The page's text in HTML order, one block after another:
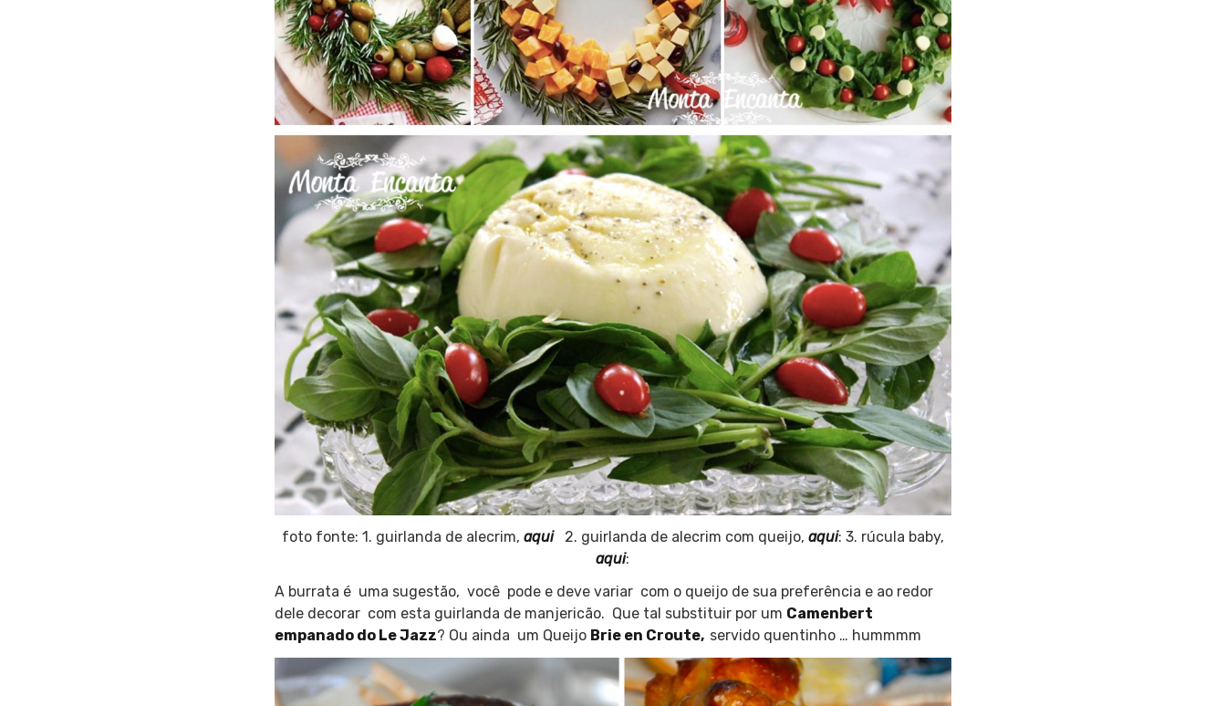
foto fonte: 1. guirlanda de alecrim, aqui 2. guirlanda de alecrim com queijo, aqui: 3. rúcula baby,
aqui:
A burrata é uma sugestão, você pode e deve variar com o queijo de sua preferência e ao redor
dele decorar com esta guirlanda de manjericão. Que tal substituir por um Camenbert
empanado do Le Jazz? Ou ainda um Queijo Brie en Croute, servido quentinho … hummmm